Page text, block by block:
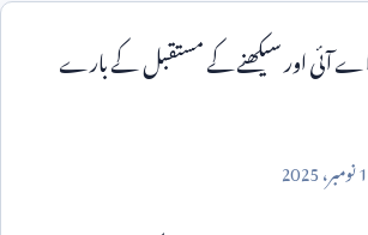
نومبر،2025